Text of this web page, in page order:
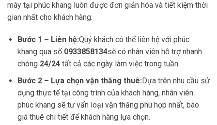
máy tại phúc khang luôn được đơn giản hóa và tiết kiệm thời
gian nhất cho khách hàng.
Bước 1 – Liên hệ:Quý khách có thể liên hệ với phúc
khang qua số 0933858134sẽ có nhân viên hỗ trợ nhanh
chóng 24/24tất cả các ngày làm việc trong tuần.
Bước 2 – Lựa chọn vận thăng thuê:Dựa trên nhu cầu sử
dụng thực tế tại công trình của khách hàng, nhân viên
phúc khang sẽ tư vấn loại vận thăng phù hợp nhất, báo
giá thuê chi tiết để khách hàng lựa chọn.